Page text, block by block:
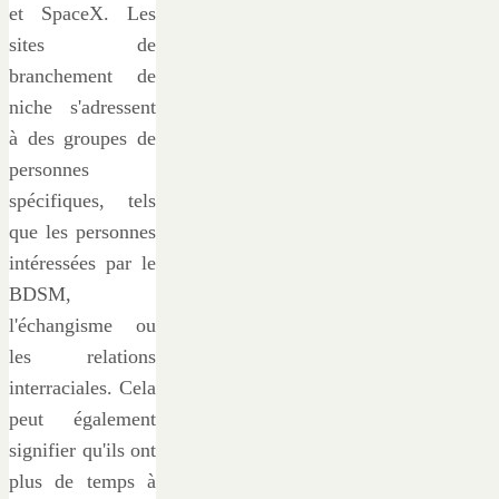
et SpaceX. Les
sites de
branchement de
niche s'adressent
à des groupes de
personnes
spécifiques, tels
que les personnes
intéressées par le
BDSM,
l'échangisme ou
les relations
interraciales. Cela
peut également
signifier qu'ils ont
plus de temps à